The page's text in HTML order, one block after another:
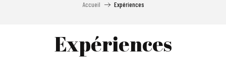
Accueil Expériences
Expériences